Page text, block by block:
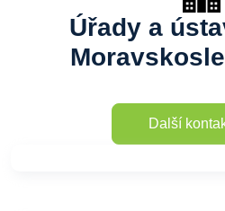
Úřady a
Další